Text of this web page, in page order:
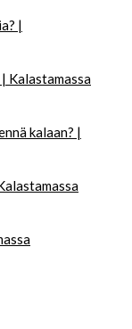
|
Kalastamassa
kalaan? |